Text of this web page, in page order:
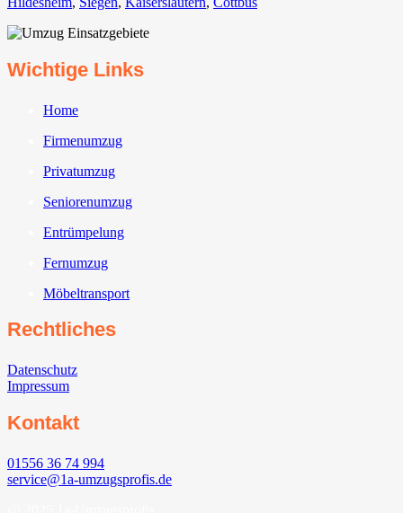
Wichtige Links
Home
Firmenumzug
Privatumzug
Seniorenumzug
Entrümpelung
Fernumzug
Möbeltransport
Rechtliches
Datenschutz
Impressum
Kontakt
01556 36 74 994
service@1a-umzugsprofis.de